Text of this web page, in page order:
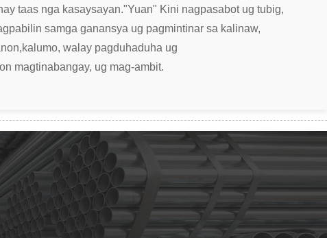
taas nga kasaysayan."Yuan" Kini nagpasabot ug tubig,
samga ganansya ug pagmintinar sa kalinaw,
kalumo, walay pagduhaduha ug
magtinabangay, ug mag-ambit.